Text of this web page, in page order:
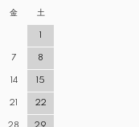
金 土
1
7 8
14 15
21 22